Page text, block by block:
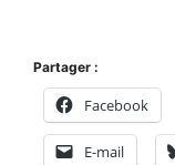
Partager :
Facebook
E-mail